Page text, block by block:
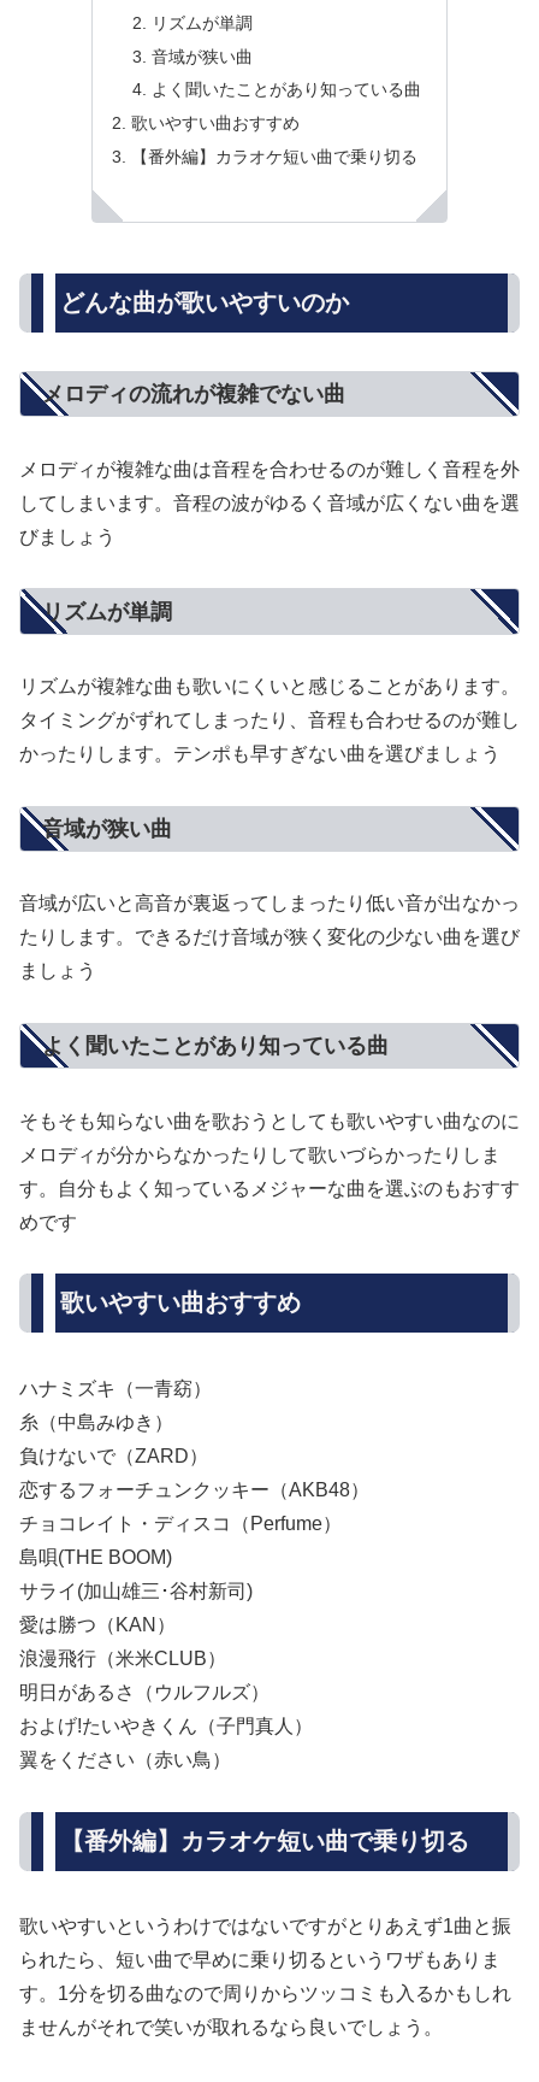
リズムが単調
音域が狭い曲
よく聞いたことがあり知っている曲
歌いやすい曲おすすめ
【番外編】カラオケ短い曲で乗り切る
どんな曲が歌いやすいのか
メロディの流れが複雑でない曲
メロディが複雑な曲は音程を合わせるのが難しく音程を外
してしまいます。音程の波がゆるく音域が広くない曲を選
びましょう
リズムが単調
リズムが複雑な曲も歌いにくいと感じることがあります。
タイミングがずれてしまったり、音程も合わせるのが難し
かったりします。テンポも早すぎない曲を選びましょう
音域が狭い曲
音域が広いと高音が裏返ってしまったり低い音が出なかっ
たりします。できるだけ音域が狭く変化の少ない曲を選び
ましょう
よく聞いたことがあり知っている曲
そもそも知らない曲を歌おうとしても歌いやすい曲なのに
メロディが分からなかったりして歌いづらかったりしま
す。自分もよく知っているメジャーな曲を選ぶのもおすす
めです
歌いやすい曲おすすめ
ハナミズキ（一青窈）
糸（中島みゆき）
負けないで（ZARD）
恋するフォーチュンクッキー（AKB48）
チョコレイト・ディスコ（Perfume）
島唄(THE BOOM)
サライ(加山雄三･谷村新司)
愛は勝つ（KAN）
浪漫飛行（米米CLUB）
明日があるさ（ウルフルズ）
およげ!たいやきくん（子門真人）
翼をください（赤い鳥）
【番外編】カラオケ短い曲で乗り切る
歌いやすいというわけではないですがとりあえず1曲と振
られたら、短い曲で早めに乗り切るというワザもありま
す。1分を切る曲なので周りからツッコミも入るかもしれ
ませんがそれで笑いが取れるなら良いでしょう。